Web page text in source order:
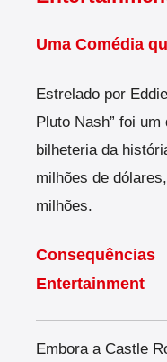
Uma Comédia
Estrelado por
Pluto Nash” foi
bilheteria da
milhões de
milhões.
Entertainment
Embora a Castle